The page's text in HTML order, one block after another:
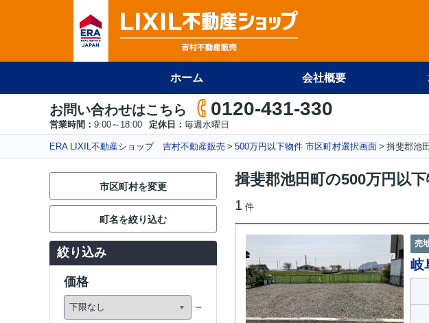
ホーム 会社概要
お問い合わせはこちら 0120-431-330
営業時間： 9:00～18:00 定休日： 毎週水曜日
ERA LIXIL不動産ショップ 吉村不動産販売 500万円以下物件 市区町村選択画面 揖斐郡池
揖斐郡池田町の500万円以
1 件
売
岐
市区町村を変更
町名を絞り込む
絞り込み
価格